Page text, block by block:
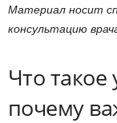
Материал носит
консультацию
Что такое
почему